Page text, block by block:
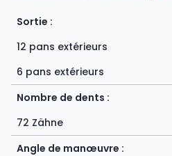
Sortie :
12 pans extérieurs
6 pans extérieurs
Nombre de dents :
72 Zähne
Angle de manœuvre :